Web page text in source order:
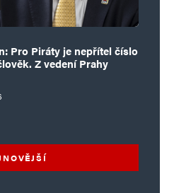
Pro Piráty je nepřítel číslo
Z vedení Prahy